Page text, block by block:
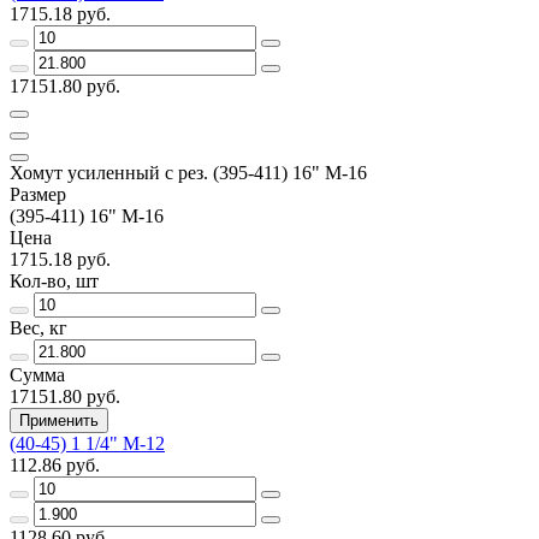
1715.18 руб.
17151.80 руб.
Хомут усиленный с рез. (395-411) 16" М-16
Размер
(395-411) 16" M-16
Цена
1715.18 руб.
Кол-во, шт
Вес, кг
Сумма
17151.80 руб.
Применить
(40-45) 1 1/4" M-12
112.86 руб.